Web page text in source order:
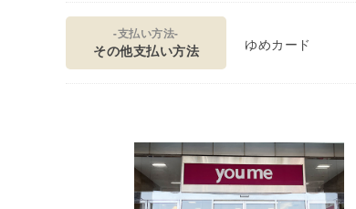
-支払い方法-
その他支払い方法 ゆめカード